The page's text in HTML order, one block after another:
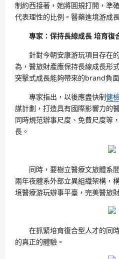
制約西接著，她將圓規打開，準
代表理性的比例。醫藥進境游成
專家：保持長線成長 培育復
針對今朝安康游玩項目存在
為，醫旅財產應保持長線成長形
突擊式成長能夠帶來的brand負面
專家指出，以後應盡快制健
謀計劃，打造具有國際影響力的
同時規范辦事尺度、免費尺度等，
長。
同時，要樹立醫療文旅體系
兩年夜體系外部立異組織架構，
境醫療游玩辦事平臺，完美醫旅
在抓緊培育復合型人才的同
的真正的體驗。